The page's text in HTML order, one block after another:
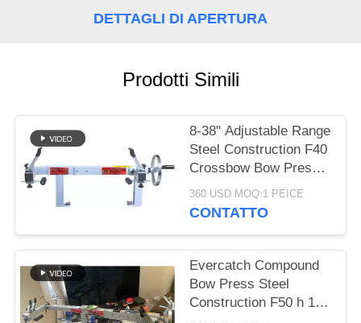
CITAZIONE
SITO
POLITICA
SULLA
PRIVACY
DETTAGLI DI APERTURA
Prodotti Simili
8-38" Adjustable Range
Steel Construction F40
Crossbow Bow Press
with Draw Board
360 USD MOQ:1 PEICE
CONTATTO
Evercatch Compound
Bow Press Steel
Construction F50 h 12-